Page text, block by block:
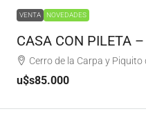
VENTA NOVEDADES
CASA CON PILETA –
Cerro de la Carpa y Piquito
u$s85.000